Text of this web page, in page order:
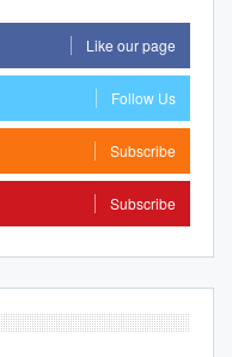
Like our page
Follow Us
Subscribe
Subscribe